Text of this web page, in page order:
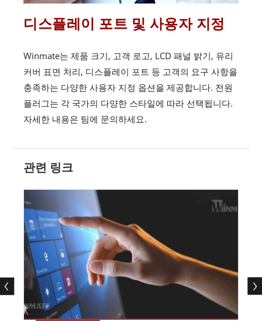
디스플레이 포트 및 사용자 지정
Winmate는 제품 크기, 고객 로고, LCD 패널 밝기, 유리
커버 표면 처리, 디스플레이 포트 등 고객의 요구 사항을
충족하는 다양한 사용자 지정 옵션을 제공합니다. 전원
플러그는 각 국가의 다양한 스타일에 따라 선택됩니다.
자세한 내용은 팀에 문의하세요.
관련 링크